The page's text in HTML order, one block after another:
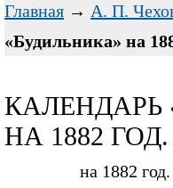
Главная → А. П.
«Будильника» на
КАЛЕНДАРЬ
НА 1882
на 1882